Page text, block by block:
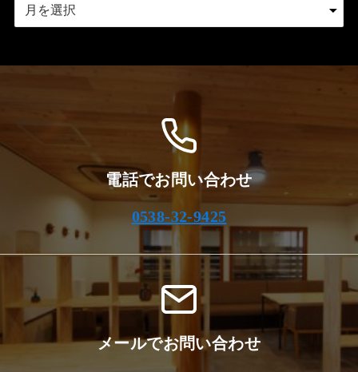
電話でお問い合わせ
0538-32-9425
メールでお問い合わせ